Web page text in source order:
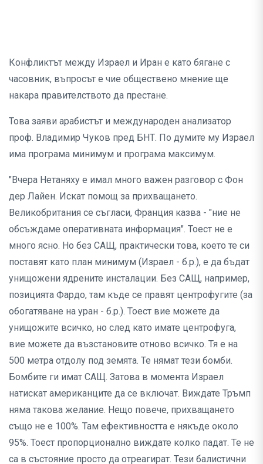
Конфликтът между Израел и Иран е като бягане с
часовник, въпросът е чие обществено мнение ще
накара правителството да престане.
Това заяви арабистът и международен анализатор
проф. Владимир Чуков пред БНТ. По думите му Израел
има програма минимум и програма максимум.
"Вчера Нетаняху е имал много важен разговор с Фон
дер Лайен. Искат помощ за прихващането.
Великобритания се съгласи, Франция казва - "ние не
обсъждаме оперативната информация". Тоест не е
много ясно. Но без САЩ, практически това, което те си
поставят като план минимум (Израел - б.р.), е да бъдат
унищожени ядрените инсталации. Без САЩ, например,
позицията Фардо, там къде се правят центрофугите (за
обогатяване на уран - б.р.). Тоест вие можете да
унищожите всичко, но след като имате центрофуга,
вие можете да възстановите отново всичко. Тя е на
500 метра отдолу под земята. Те нямат тези бомби.
Бомбите ги имат САЩ. Затова в момента Израел
натискат американците да се включат. Виждате Тръмп
няма такова желание. Нещо повече, прихващането
също не е 100%. Там ефективността е някъде около
95%. Тоест пропорционално виждате колко падат. Те не
са в състояние просто да отреагират. Тези балистични